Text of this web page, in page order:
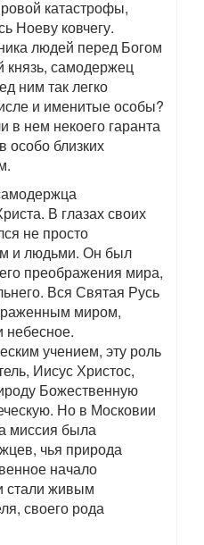
катастрофы,
Ноеву ковчегу.
людей перед Богом
князь, самодержец
ним так легко
и именитые особы?
в нем некоего гаранта
особо близких
В глазах своих
не просто
и людьми. Он был
преображения мира,
Вся Святая Русь
миром,
небесное.
учением, эту роль
Иисус Христос,
Божественную
Но в Московии
миссия была
чья природа
начало
стали живым
своего рода